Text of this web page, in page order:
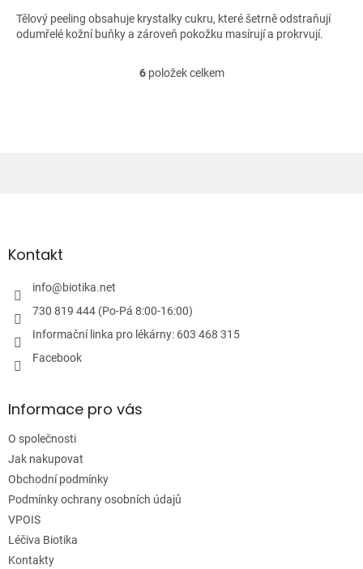
Tělový peeling obsahuje krystalky cukru, které šetrně odstraňují
odumřelé kožní buňky a zároveň pokožku masírují a prokrvují.
O
p
i
s
6položek celkem
aKontakt
info@biotika.net
730 819 444 (Po-Pá 8:00-16:00)
Informační linka pro lékárny: 603 468 315
Facebook
Informace pro vás
O společnosti
Jak nakupovat
Obchodní podmínky
Podmínky ochrany osobních údajů
VPOIS
Léčiva Biotika
Kontakty